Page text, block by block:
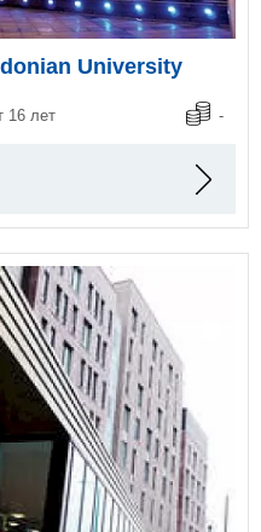
University
16 лет -